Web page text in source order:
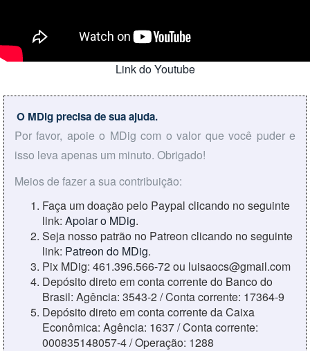
Link do Youtube
O MDig precisa de sua ajuda.
Por favor, apoie o MDig com o valor que você puder e
isso leva apenas um minuto. Obrigado!
Meios de fazer a sua contribuição:
Faça um doação pelo Paypal clicando no seguinte
link: Apoiar o MDig.
Seja nosso patrão no Patreon clicando no seguinte
link: Patreon do MDig.
Pix MDig: 461.396.566-72 ou luisaocs@gmail.com
Depósito direto em conta corrente do Banco do
Brasil: Agência: 3543-2 / Conta corrente: 17364-9
Depósito direto em conta corrente da Caixa
Econômica: Agência: 1637 / Conta corrente:
000835148057-4 / Operação: 1288